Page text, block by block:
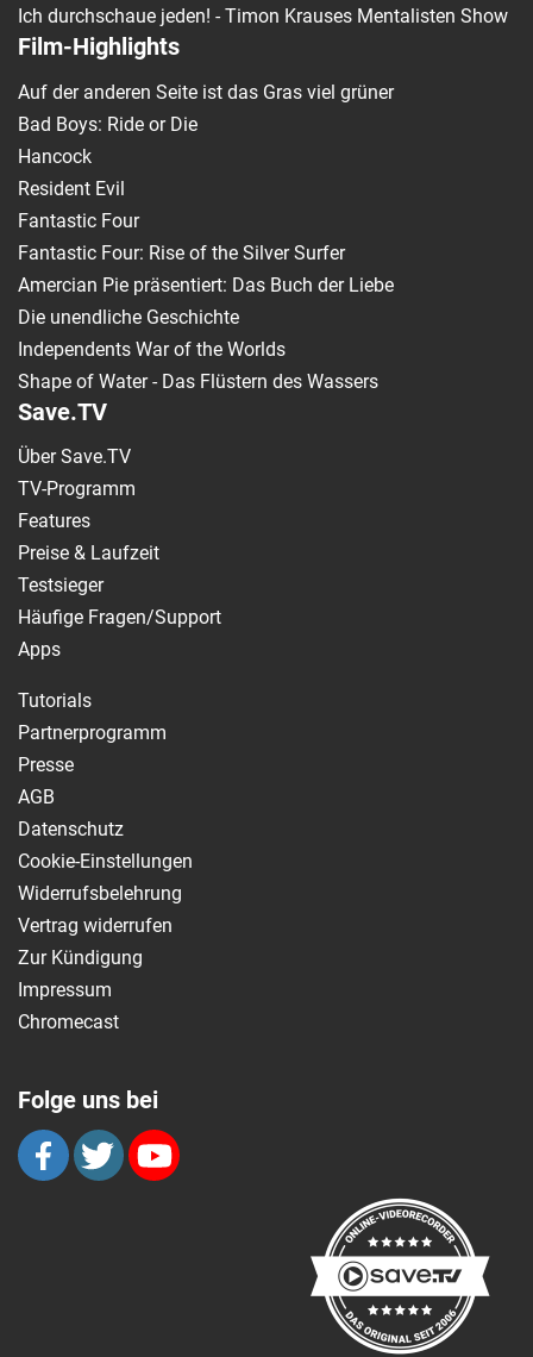
Ich durchschaue jeden! - Timon Krauses Mentalisten Show
Film-Highlights
Auf der anderen Seite ist das Gras viel grüner
Bad Boys: Ride or Die
Hancock
Resident Evil
Fantastic Four
Fantastic Four: Rise of the Silver Surfer
Amercian Pie präsentiert: Das Buch der Liebe
Die unendliche Geschichte
Independents War of the Worlds
Shape of Water - Das Flüstern des Wassers
Save.TV
Über Save.TV
TV-Programm
Features
Preise & Laufzeit
Testsieger
Häufige Fragen/Support
Apps
Tutorials
Partnerprogramm
Presse
AGB
Datenschutz
Cookie-Einstellungen
Widerrufsbelehrung
Vertrag widerrufen
Zur Kündigung
Impressum
Chromecast
Folge uns bei